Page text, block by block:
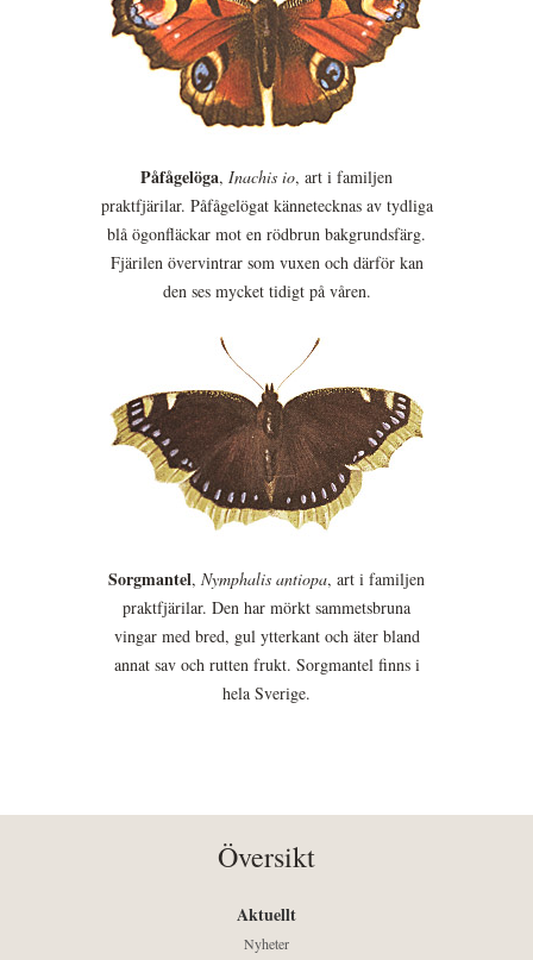
Påfågelöga, Inachis io, art i familjen
praktfjärilar. Påfågelögat kännetecknas av tydliga
blå ögonfläckar mot en rödbrun bakgrundsfärg.
Fjärilen övervintrar som vuxen och därför kan
den ses mycket tidigt på våren.
Sorgmantel, Nymphalis antiopa, art i familjen
praktfjärilar. Den har mörkt sammetsbruna
vingar med bred, gul ytterkant och äter bland
annat sav och rutten frukt. Sorgmantel finns i
hela Sverige.
Översikt
Aktuellt
Nyheter